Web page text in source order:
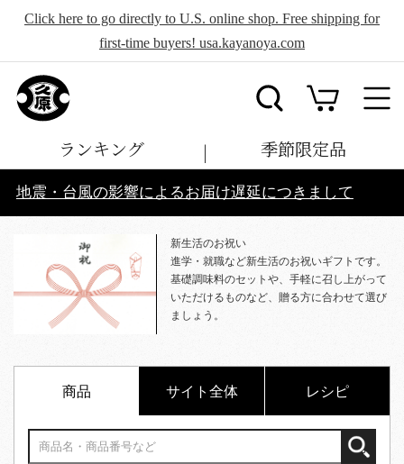
Click here to go directly to U.S. online shop. Free shipping for
first-time buyers! usa.kayanoya.com
ランキング 季節限定品
地震・台風の影響によるお届け遅延につきまして
新生活のお祝い
進学・就職など新生活のお祝いギフトです。
基礎調味料のセットや、手軽に召し上がって
いただけるものなど、贈る方に合わせて選び
ましょう。
商品 サイト全体 レシピ